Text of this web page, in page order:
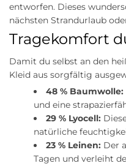
entworfen. Dieses
nächsten Strandurlaub
Tragekomfort
Damit du selbst an den
Kleid aus sorgfältig
48 % Baumwolle:
und eine
29 % Lyocell:
natürliche
23 % Leinen: Der
Tagen und verleiht